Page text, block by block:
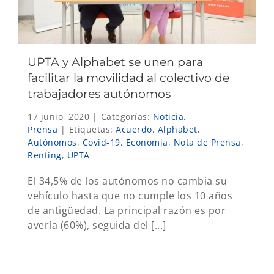
UPTA y Alphabet se unen para
facilitar la movilidad al colectivo de
trabajadores autónomos
17 junio, 2020 | Categorías: Noticia,
Prensa | Etiquetas: Acuerdo, Alphabet,
Autónomos, Covid-19, Economía, Nota de Prensa,
Renting, UPTA
El 34,5% de los autónomos no cambia su
vehículo hasta que no cumple los 10 años
de antigüedad. La principal razón es por
avería (60%), seguida del [...]